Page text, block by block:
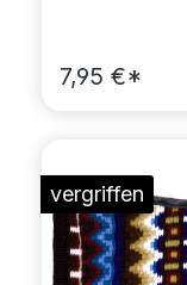
7,95 €*
vergriffen